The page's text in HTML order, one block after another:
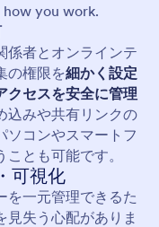
you work.
係者とオンラインテ
の権限を細かく設定
クセスを安全に管理
込みや共有リンクの
ソコンやスマートフ
とも可能です。
可視化
を一元管理できるた
失う心配がありま